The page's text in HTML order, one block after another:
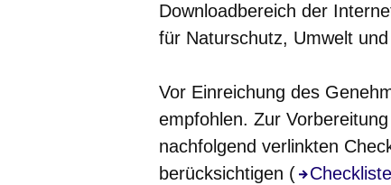
Downloadbereich der
für Naturschutz, Umwelt
Vor Einreichung des
empfohlen. Zur
nachfolgend verlinkten
berücksichtigen (
Checkliste
Öffnet sich